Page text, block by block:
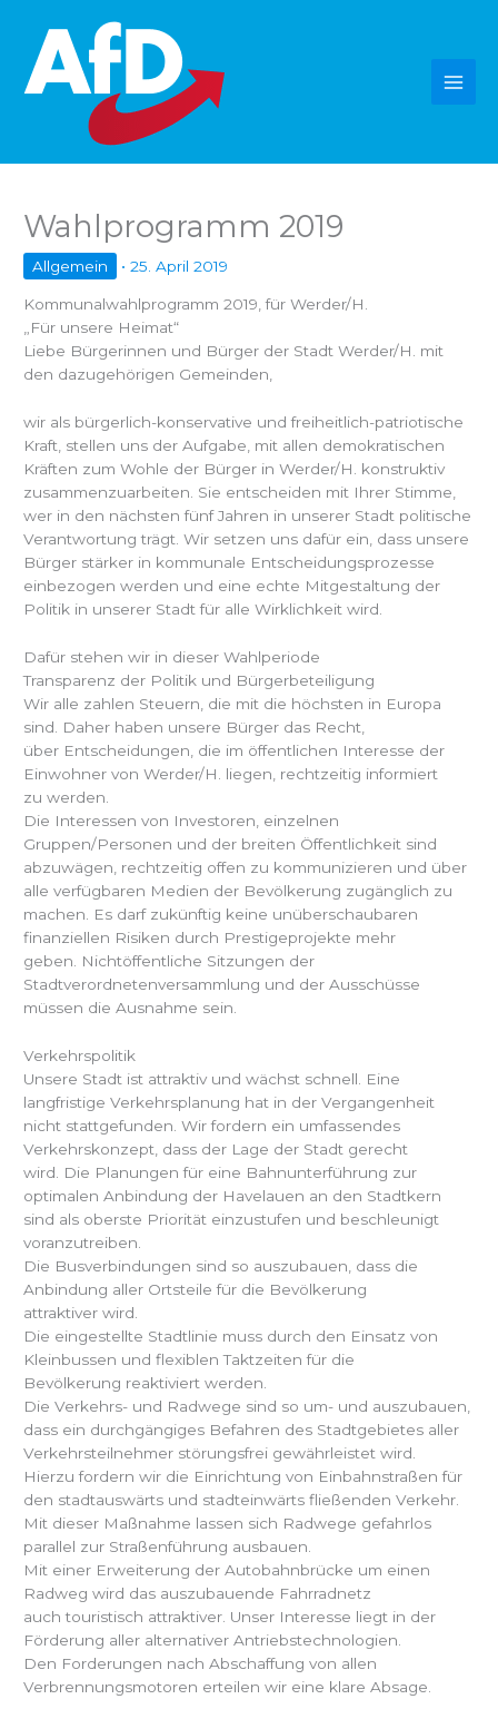
springen
Wahlprogramm 2019
Allgemein •25. April 2019
Kommunalwahlprogramm 2019, für Werder/H.
„Für unsere Heimat“
Liebe Bürgerinnen und Bürger der Stadt Werder/H. mit
den dazugehörigen Gemeinden,
wir als bürgerlich-konservative und freiheitlich-patriotische
Kraft, stellen uns der Aufgabe, mit allen demokratischen
Kräften zum Wohle der Bürger in Werder/H. konstruktiv
zusammenzuarbeiten. Sie entscheiden mit Ihrer Stimme,
wer in den nächsten fünf Jahren in unserer Stadt politische
Verantwortung trägt. Wir setzen uns dafür ein, dass unsere
Bürger stärker in kommunale Entscheidungsprozesse
einbezogen werden und eine echte Mitgestaltung der
Politik in unserer Stadt für alle Wirklichkeit wird.
Dafür stehen wir in dieser Wahlperiode
Transparenz der Politik und Bürgerbeteiligung
Wir alle zahlen Steuern, die mit die höchsten in Europa
sind. Daher haben unsere Bürger das Recht,
über Entscheidungen, die im öffentlichen Interesse der
Einwohner von Werder/H. liegen, rechtzeitig informiert
zu werden.
Die Interessen von Investoren, einzelnen
Gruppen/Personen und der breiten Öffentlichkeit sind
abzuwägen, rechtzeitig offen zu kommunizieren und über
alle verfügbaren Medien der Bevölkerung zugänglich zu
machen. Es darf zukünftig keine unüberschaubaren
finanziellen Risiken durch Prestigeprojekte mehr
geben. Nichtöffentliche Sitzungen der
Stadtverordnetenversammlung und der Ausschüsse
müssen die Ausnahme sein.
Verkehrspolitik
Unsere Stadt ist attraktiv und wächst schnell. Eine
langfristige Verkehrsplanung hat in der Vergangenheit
nicht stattgefunden. Wir fordern ein umfassendes
Verkehrskonzept, dass der Lage der Stadt gerecht
wird. Die Planungen für eine Bahnunterführung zur
optimalen Anbindung der Havelauen an den Stadtkern
sind als oberste Priorität einzustufen und beschleunigt
voranzutreiben.
Die Busverbindungen sind so auszubauen, dass die
Anbindung aller Ortsteile für die Bevölkerung
attraktiver wird.
Die eingestellte Stadtlinie muss durch den Einsatz von
Kleinbussen und flexiblen Taktzeiten für die
Bevölkerung reaktiviert werden.
Die Verkehrs- und Radwege sind so um- und auszubauen,
dass ein durchgängiges Befahren des Stadtgebietes aller
Verkehrsteilnehmer störungsfrei gewährleistet wird.
Hierzu fordern wir die Einrichtung von Einbahnstraßen für
den stadtauswärts und stadteinwärts fließenden Verkehr.
Mit dieser Maßnahme lassen sich Radwege gefahrlos
parallel zur Straßenführung ausbauen.
Mit einer Erweiterung der Autobahnbrücke um einen
Radweg wird das auszubauende Fahrradnetz
auch touristisch attraktiver. Unser Interesse liegt in der
Förderung aller alternativer Antriebstechnologien.
Den Forderungen nach Abschaffung von allen
Verbrennungsmotoren erteilen wir eine klare Absage.